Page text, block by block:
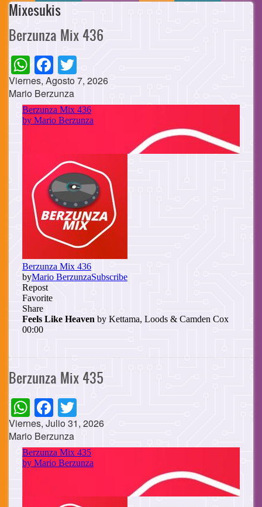
Mixesukis
Berzunza Mix 436
WhatsApp
Facebook
Viernes, Agosto 7, 2026
Mario Berzunza
Cuerpo
Berzunza Mix 435
WhatsApp
Facebook
Viernes, Julio 31, 2026
Mario Berzunza
Cuerpo